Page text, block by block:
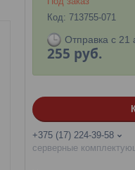
Код: 713755-071
Отправка с 21
255 руб.
+375 (17) 224-39-58
серверные